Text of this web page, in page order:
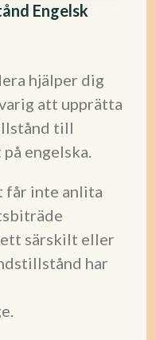
Engelsk
hjälper dig
att upprätta
till
engelska.
får inte anlita
särskilt eller
har